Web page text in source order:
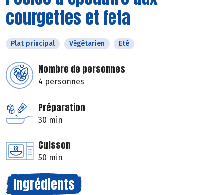
courgettes et feta
Plat principal Végétarien Eté
Nombre de personnes
4 personnes
Préparation
30 min
Cuisson
50 min
Ingrédients